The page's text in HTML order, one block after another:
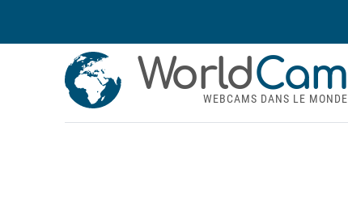
WorldCam
WEBCAMS DANS LE MONDE